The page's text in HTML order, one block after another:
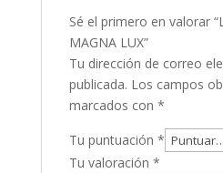
Sé el primero en valorar
MAGNA LUX”
Tu dirección de correo
publicada. Los campos
marcados con *
Tu puntuación *
Tu valoración *